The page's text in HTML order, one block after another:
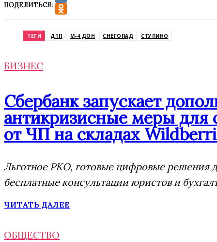
ПОДЕЛИТЬСЯ:
VK
ТЕГИ ДТП М-4 ДОН СНЕГОПАД СТУПИНО
БИЗНЕС
Сбербанк запускает
антикризисные меры для
от ЧП на складах
Льготное РКО, готовые цифровые решения
бесплатные консультации юристов и
ЧИТАТЬ ДАЛЕЕ
ОБЩЕСТВО